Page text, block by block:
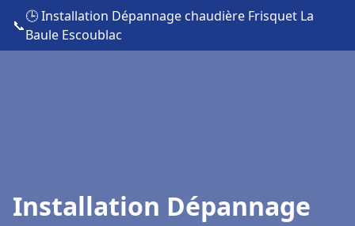
📞
🕒 Installation Dépannage chaudière Frisquet La
Baule Escoublac
Installation Dépannage